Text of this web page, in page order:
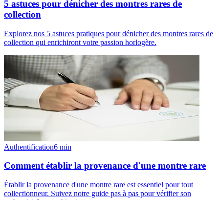
5 astuces pour dénicher des montres rares de
collection
Explorez nos 5 astuces pratiques pour dénicher des montres rares de
collection qui enrichiront votre passion horlogère.
Authentification6 min
Comment établir la provenance d'une montre rare
Établir la provenance d'une montre rare est essentiel pour tout
collectionneur. Suivez notre guide pas à pas pour vérifier son